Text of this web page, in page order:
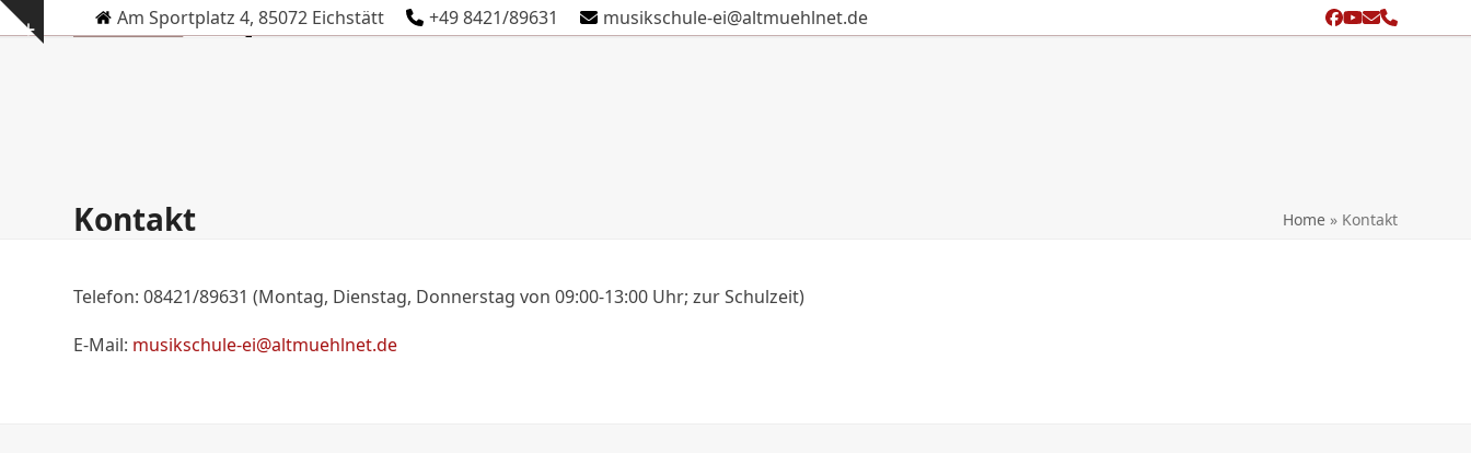
Skip
toShow
Am Sportplatz 4, 85072 Eichstätt +49 8421/89631 musikschule-ei@altmuehlnet.de Facebook
YouTube
EmailPhone
Kontakt Home» Kontakt
Telefon: 08421/89631 (Montag, Dienstag, Donnerstag von 09:00-13:00 Uhr; zur Schulzeit)
E-Mail: musikschule-ei@altmuehlnet.de